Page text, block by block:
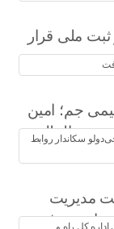
ثبت ملی قرار
جم؛ امین
بین‌الملل
مدیریت
معرفی